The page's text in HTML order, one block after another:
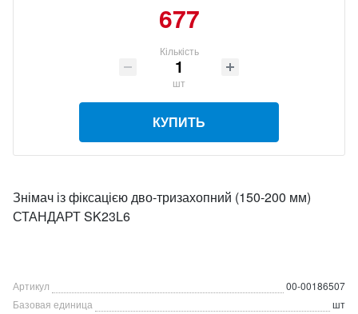
677
Кількість
шт
КУПИТЬ
Знімач із фіксацією дво-тризахопний (150-200 мм)
СТАНДАРТ SK23L6
Артикул
00-00186507
Базовая единица
шт